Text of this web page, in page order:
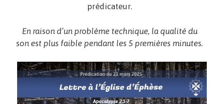
prédicateur.
En raison d’un problème technique, la qualité du
son est plus faible pendant les 5 premières minutes.